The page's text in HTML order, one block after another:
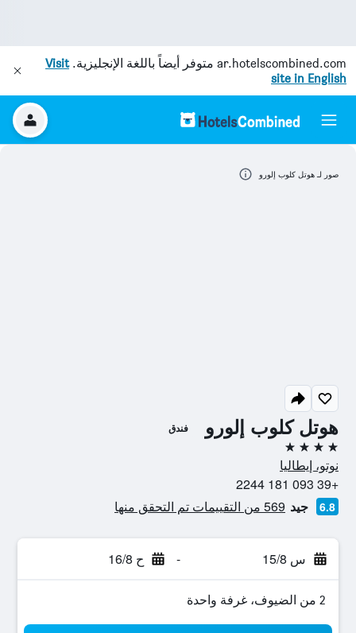
ar.hotelscombined.com متوفر أيضاً باللغة الإنجليزية.Visit
site in English
هوتل كلوب إلورو فندق
4 نجوم
نوتو، إيطاليا
+39 093 181 2244
6.8 جيد 569 من التقييمات تم التحقق منها
س 15/8 - ح 16/8
2 من الضيوف، غرفة واحدة
صور لـ هوتل كلوب إلورو